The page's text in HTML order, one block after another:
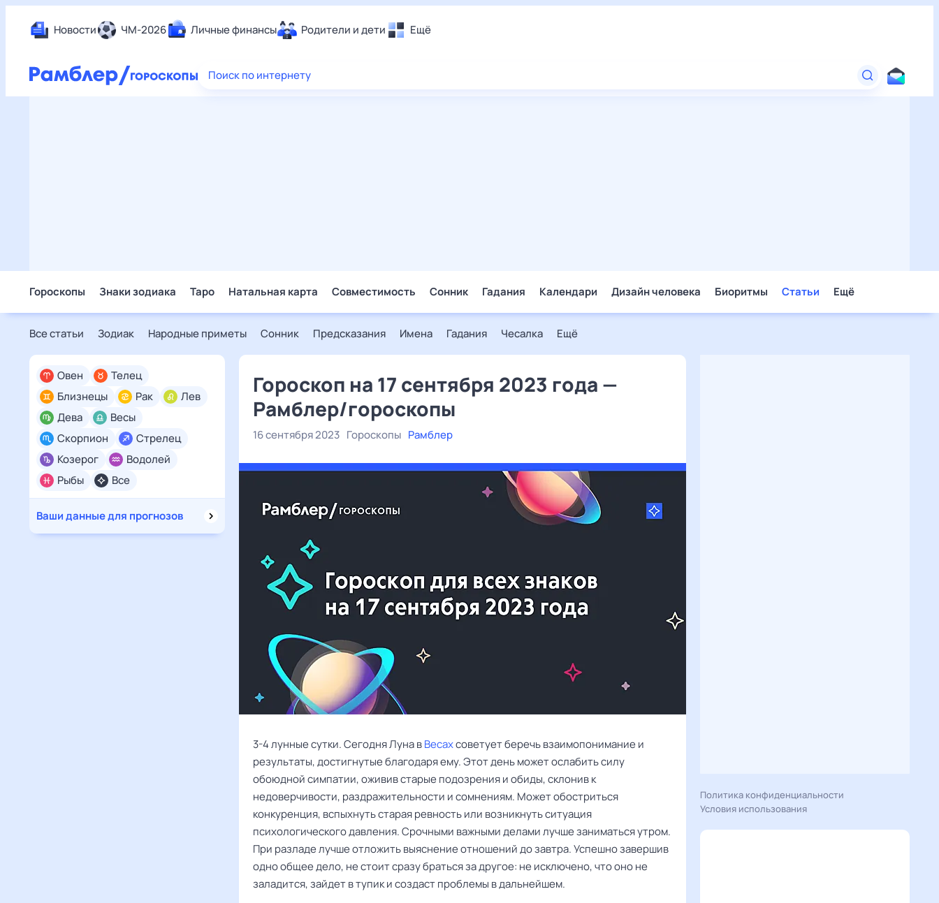
Новости ЧМ-2026 Личные финансы Родители и дети Ещё
Еда
Поиск по интернету
Гороскопы Знаки зодиака Таро Натальная карта Совместимость Сонник Гадания Календари Дизайн человека Биоритмы Статьи Ещё
Все статьи Зодиак Народные приметы Сонник Предсказания Имена Гадания Чесалка Ещё
Все
Овен
Телец
Близнецы
Рак
Лев
Дева
Весы
Скорпион
Стрелец
Козерог
Водолей
Рыбы
Ваши данные для прогнозов
Гороскоп на 17 сентября 2023 года —
Рамблер/гороскопы
16 сентября 2023 Гороскопы Рамблер
3-4 лунные сутки. Сегодня Луна вВесахсоветует беречь взаимопонимание и
результаты, достигнутые благодаря ему. Этот день может ослабить силу
обоюдной симпатии, оживив старые подозрения и обиды, склонив к
недоверчивости, раздражительности и сомнениям. Может обостриться
конкуренция, вспыхнуть старая ревность или возникнуть ситуация
психологического давления. Срочными важными делами лучше заниматься утром.
При разладе лучше отложить выяснение отношений до завтра. Успешно завершив
одно общее дело, не стоит сразу браться за другое: не исключено, что оно не
заладится, зайдет в тупик и создаст проблемы в дальнейшем.
Политика конфиденциальности
Условия использования